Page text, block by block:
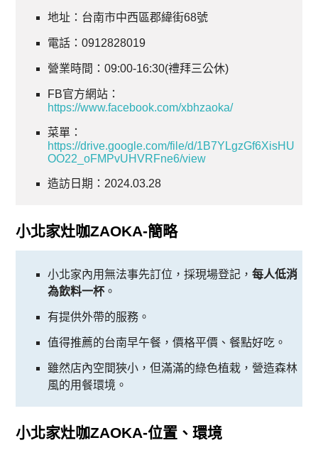
地址：台南市中西區郡緯街68號
電話：0912828019
營業時間：09:00-16:30(禮拜三公休)
FB官方網站：
https://www.facebook.com/xbhzaoka/
菜單：
https://drive.google.com/file/d/1B7YLgzGf6XisHU
OO22_oFMPvUHVRFne6/view
造訪日期：2024.03.28
小北家灶咖ZAOKA-簡略
小北家內用無法事先訂位，採現場登記，每人低消
為飲料一杯 。
有提供外帶的服務。
值得推薦的台南早午餐，價格平價、餐點好吃。
雖然店內空間狹小，但滿滿的綠色植栽，營造森林
風的用餐環境。
小北家灶咖ZAOKA-位置、環境